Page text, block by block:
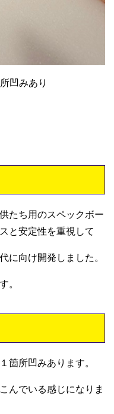
凹みあり
たち用のスペックボー
と安定性を重視して
に向け開発しました。
。
箇所凹みあります。
んでいる感じになりま